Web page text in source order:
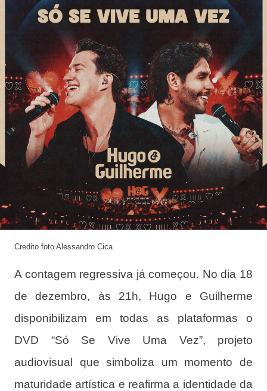
Credito foto Alessandro Cica
A contagem regressiva já começou. No dia 18
de dezembro, às 21h, Hugo e Guilherme
disponibilizam em todas as plataformas o
DVD “Só Se Vive Uma Vez”, projeto
audiovisual que simboliza um momento de
maturidade artística e reafirma a identidade da